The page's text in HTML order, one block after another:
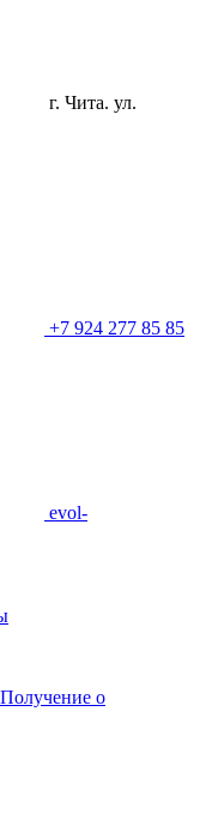
г. Чита. ул.
+7 924 277 85 85
evol-
Получение о